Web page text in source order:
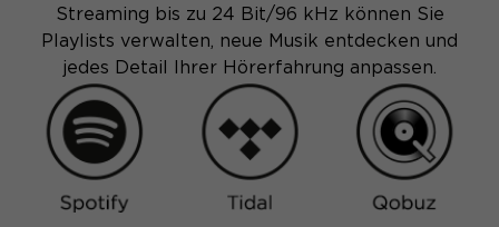
Streaming bis zu 24 Bit/96 kHz können Sie
Playlists verwalten, neue Musik entdecken und
jedes Detail Ihrer Hörerfahrung anpassen.